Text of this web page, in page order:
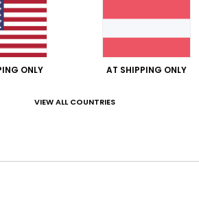
ONLY AT SHIPPING ONLY
VIEW ALL COUNTRIES